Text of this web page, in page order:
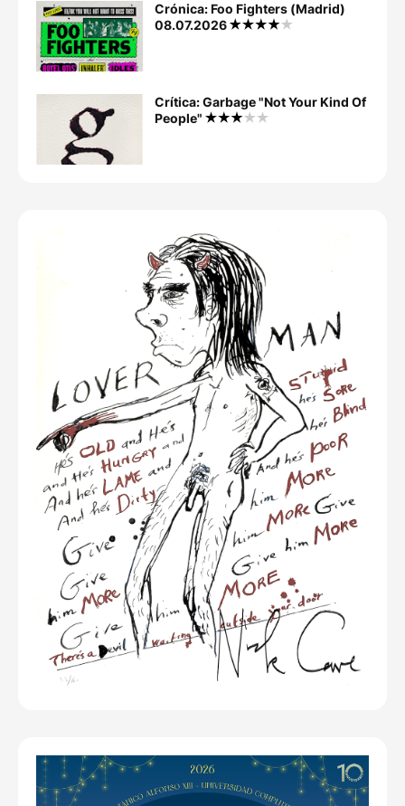
Crónica: Foo Fighters (Madrid)
08.07.2026
Crítica: Garbage "Not Your Kind Of
People"